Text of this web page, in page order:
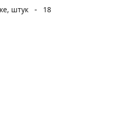
штук
-
18